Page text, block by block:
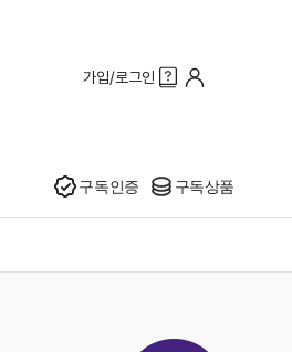
가입/로그인
구독인증 구독상품